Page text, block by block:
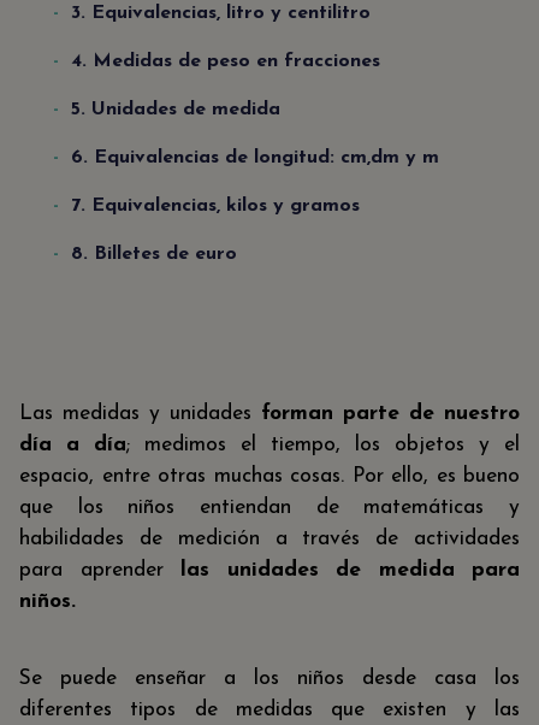
3. Equivalencias, litro y centilitro
4. Medidas de peso en fracciones
5. Unidades de medida
6. Equivalencias de longitud: cm,dm y m
7. Equivalencias, kilos y gramos
8. Billetes de euro
Las medidas y unidades forman parte de nuestro
día a día; medimos el tiempo, los objetos y el
espacio, entre otras muchas cosas. Por ello, es bueno
que los niños entiendan de matemáticas y
habilidades de medición a través de actividades
para aprenderlas unidades de medida para
niños.
Se puede enseñar a los niños desde casa los
diferentes tipos de medidas que existen y las